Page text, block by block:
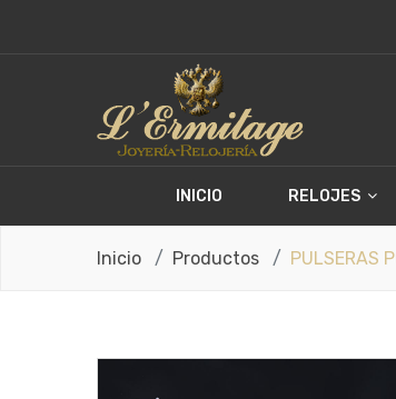
INICIO RELOJES
Inicio Productos PULSERAS